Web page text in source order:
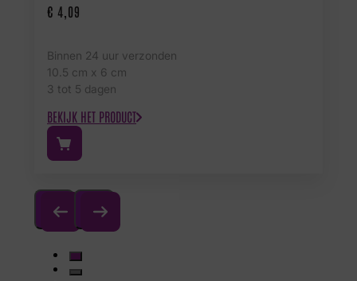
€ 4,09
Binnen 24 uur verzonden
10.5 cm x 6 cm
3 tot 5 dagen
BEKIJK HET PRODUCT